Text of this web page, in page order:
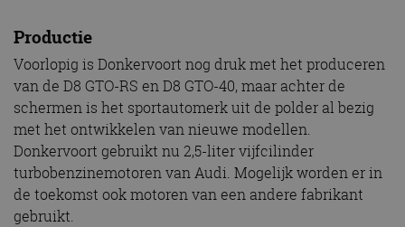
Productie
Voorlopig is Donkervoort nog druk met het produceren
van de D8 GTO-RS en D8 GTO-40, maar achter de
schermen is het sportautomerk uit de polder al bezig
met het ontwikkelen van nieuwe modellen.
Donkervoort gebruikt nu 2,5-liter vijfcilinder
turbobenzinemotoren van Audi. Mogelijk worden er in
de toekomst ook motoren van een andere fabrikant
gebruikt.